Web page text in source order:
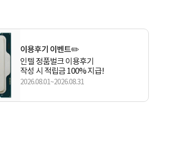
이용후기 이벤트✏️
인텔 정품벌크 이용후기
작성 시 적립금 100% 지급!
2026.08.01~2026.08.31